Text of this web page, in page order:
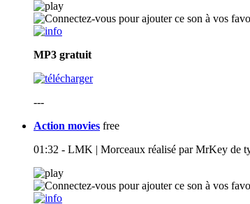
MP3 gratuit
---
Action movies free
01:32 - LMK | Morceaux réalisé par MrKey de